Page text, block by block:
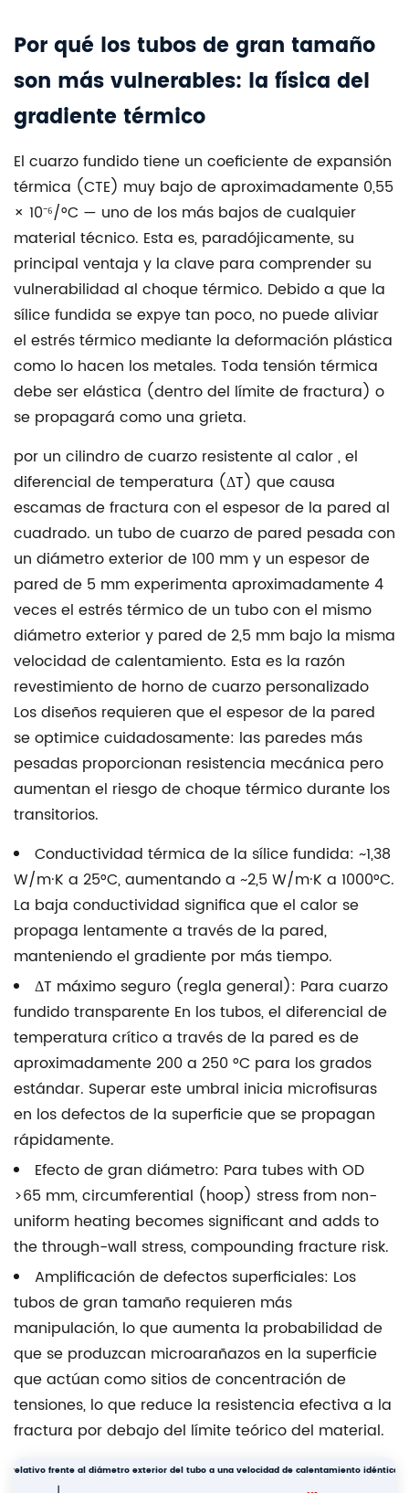
controladas:
la
medida
de
prevención
más
eficaz
4.1
Protocolo
de
precalentamiento
para
instalaciones
de
arranque
en
frío
5
Diseño
de
soporte
mecánico:
prevención
de
la
concentración
de
tensiones
en
los
puntos
de
contacto
Tolerancias
dimensionales:
comprensión
de
especificaciones
para
tubos
grandes
7
Condición
y
manipulación
de
la
superficie:
protección
de
la
superficie
exterior
crítica
para
fracturas
8
Por qué los tubos de gran tamaño
son más vulnerables: la física del
gradiente térmico
El cuarzo fundido tiene un coeficiente de expansión
térmica (CTE) muy bajo de aproximadamente 0,55
× 10⁻⁶/°C — uno de los más bajos de cualquier
material técnico. Esta es, paradójicamente, su
principal ventaja y la clave para comprender su
vulnerabilidad al choque térmico. Debido a que la
sílice fundida se expye tan poco, no puede aliviar
el estrés térmico mediante la deformación plástica
como lo hacen los metales. Toda tensión térmica
debe ser elástica (dentro del límite de fractura) o
se propagará como una grieta.
por un cilindro de cuarzo resistente al calor, el
diferencial de temperatura (ΔT) que causa
escamas de fractura con el espesor de la pared al
cuadrado. un tubo de cuarzo de pared pesada con
un diámetro exterior de 100 mm y un espesor de
pared de 5 mm experimenta aproximadamente4
veces el estrés térmicode un tubo con el mismo
diámetro exterior y pared de 2,5 mm bajo la misma
velocidad de calentamiento. Esta es la razón
revestimiento de horno de cuarzo personalizado
Los diseños requieren que el espesor de la pared
se optimice cuidadosamente: las paredes más
pesadas proporcionan resistencia mecánica pero
aumentan el riesgo de choque térmico durante los
transitorios.
Conductividad térmica de la sílice fundida: ~1,38
W/m·K a 25°C, aumentando a ~2,5 W/m·K a 1000°C.
La baja conductividad significa que el calor se
propaga lentamente a través de la pared,
manteniendo el gradiente por más tiempo.
ΔT máximo seguro (regla general): Para cuarzo
fundido transparente En los tubos, el diferencial de
temperatura crítico a través de la pared es de
aproximadamente 200 a 250 °C para los grados
estándar. Superar este umbral inicia microfisuras
en los defectos de la superficie que se propagan
rápidamente.
Efecto de gran diámetro: Para tubes with OD
>65 mm, circumferential (hoop) stress from non-
uniform heating becomes significant and adds to
the through-wall stress, compounding fracture risk.
Amplificación de defectos superficiales: Los
tubos de gran tamaño requieren más
manipulación, lo que aumenta la probabilidad de
que se produzcan microarañazos en la superficie
que actúan como sitios de concentración de
tensiones, lo que reduce la resistencia efectiva a la
fractura por debajo del límite teórico del material.
relativo frente al diámetro exterior del tubo a una velocidad de calentamiento idéntica